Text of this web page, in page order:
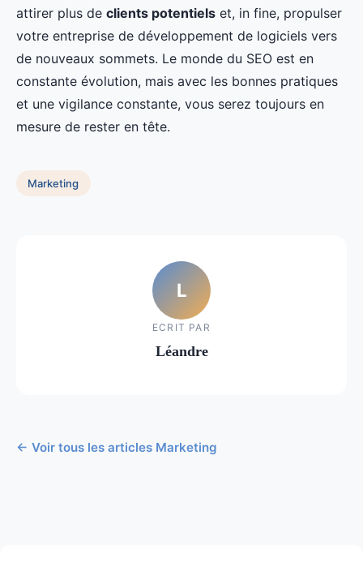
attirer plus de clients potentiels et, in fine, propulser
votre entreprise de développement de logiciels vers
de nouveaux sommets. Le monde du SEO est en
constante évolution, mais avec les bonnes pratiques
et une vigilance constante, vous serez toujours en
mesure de rester en tête.
Marketing
L
ECRIT PAR
Léandre
← Voir tous les articles Marketing